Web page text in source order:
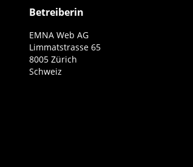
Betreiberin
EMNA Web AG
Limmatstrasse 65
8005 Zürich
Schweiz